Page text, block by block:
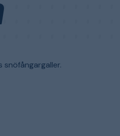
snöfångargaller.